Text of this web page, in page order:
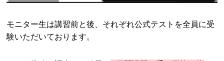
モニター生は講習前と後、それぞれ公式テストを全員に受
験いただいております。